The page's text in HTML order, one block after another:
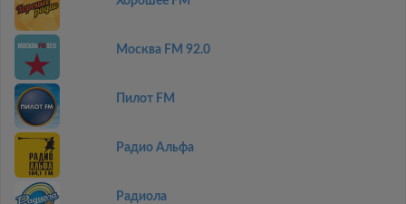
Москва FM 92.0
Пилот FM
Радио Альфа
Радиола